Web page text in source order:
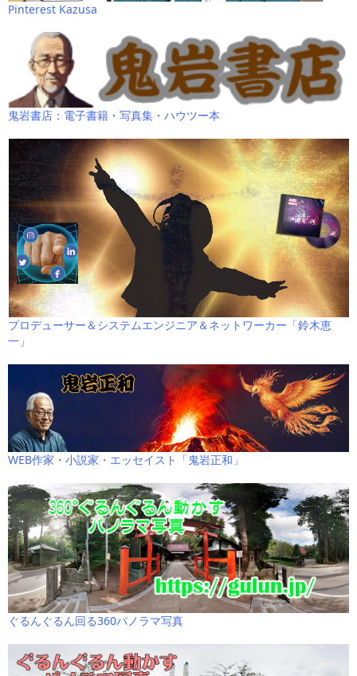
Pinterest Kazusa
鬼岩書店：電子書籍・写真集・ハウツー本
プロデューサー＆システムエンジニア＆ネットワーカー「鈴木恵
一」
WEB作家・小説家・エッセイスト「鬼岩正和」
ぐるんぐるん回る360パノラマ写真